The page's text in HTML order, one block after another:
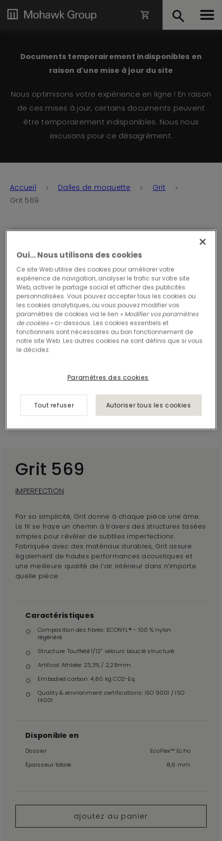
Documents temporairement indisponibles en
raison d'une mise à jour du site
Nous optimisons votre expérience en ligne ! En raison
de ces mises à jour, certains documents peuvent
être temporairement indisponibles. Nous nous
excusons pour ce désagrément.
Accueil Dalles de moquette
Grit
Grit 569
Grit 569
IMPERFECTION
Par sa simplicité, Grit donne à chaque pièce une âme.
Le fil se fraye un chemin à travers des structures tissées
simples pour révéler de subtiles imperfections.
Fabriquée avec des matériaux durables, Grit assure
également de hautes performances acoustiques et
une meilleure qualité de l’air intérieur dans n’importe
quelle pièce.
Caractéristiques
Composition des fibres: ECONYL® - 100 % nylon
régénéré
Structure: Touffeté 1/12” velours bouclé structuré
Artifical Athlete: 23,3% / 2,28mm
Embodied carbon: 4,60 kg CO2-Eq.
Quality & environment certifications: ISO 9001 / ISO
14001
Disponible en
Dossier
EcoFlex™ Echo
Épaisseur totale
8,6 mm
ajoutez au panier
Oui… Nous utilisons des cookies
Ce site Web utilise des cookies pour améliorer votre
expérience de navigation, analyser le trafic sur votre site
Web, activer le partage social et afficher des publicités
personnalisées. Vous pouvez accepter tous les cookies ou
les cookies analytiques, ou vous pouvez modifier vos
paramètres de cookies via le lien « Modifier vos paramètres
de cookies » ci-dessous. Les cookies essentiels et
fonctionnels sont nécessaires au bon fonctionnement de
notre site Web. Les autres cookies ne sont définis que si vous
le décidez.
Paramètres des cookies
Tout refuser Autoriser tous les cookies